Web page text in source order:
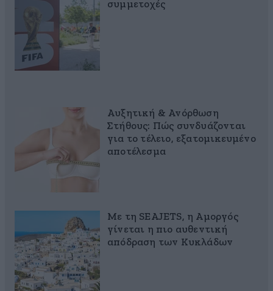
συμμετοχές
Αυξητική & Ανόρθωση
Στήθους: Πώς συνδυάζονται
για το τέλειο, εξατομικευμένο
αποτέλεσμα
Με τη SEAJETS, η Αμοργός
γίνεται η πιο αυθεντική
απόδραση των Κυκλάδων